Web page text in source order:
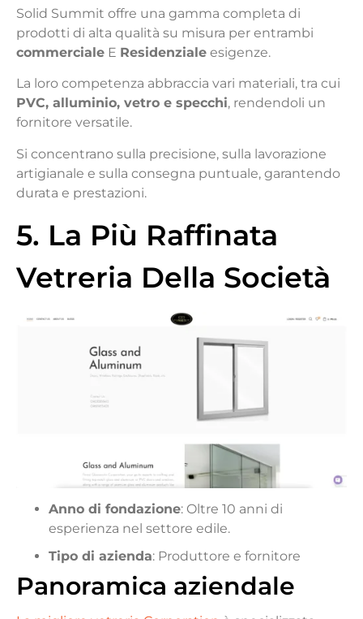
Solid Summit offre una gamma completa di
prodotti di alta qualità su misura per entrambi
commerciale E Residenziale esigenze.
La loro competenza abbraccia vari materiali, tra cui
PVC, alluminio, vetro e specchi, rendendoli un
fornitore versatile.
Si concentrano sulla precisione, sulla lavorazione
artigianale e sulla consegna puntuale, garantendo
durata e prestazioni.
5. La Più Raffinata
Vetreria Della Società
Anno di fondazione: Oltre 10 anni di
esperienza nel settore edile.
Tipo di azienda: Produttore e fornitore
Panoramica aziendale